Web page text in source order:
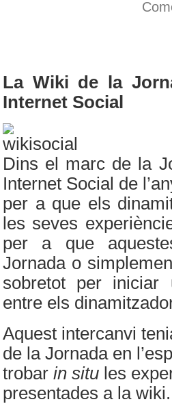
La Wiki de la
Internet Social
Dins el marc de la
Internet Social de
per a que els
les seves
per a que
Jornada o
sobretot per iniciar
entre els
Aquest intercanvi
de la Jornada en
trobar in situ les
presentades a la wiki.